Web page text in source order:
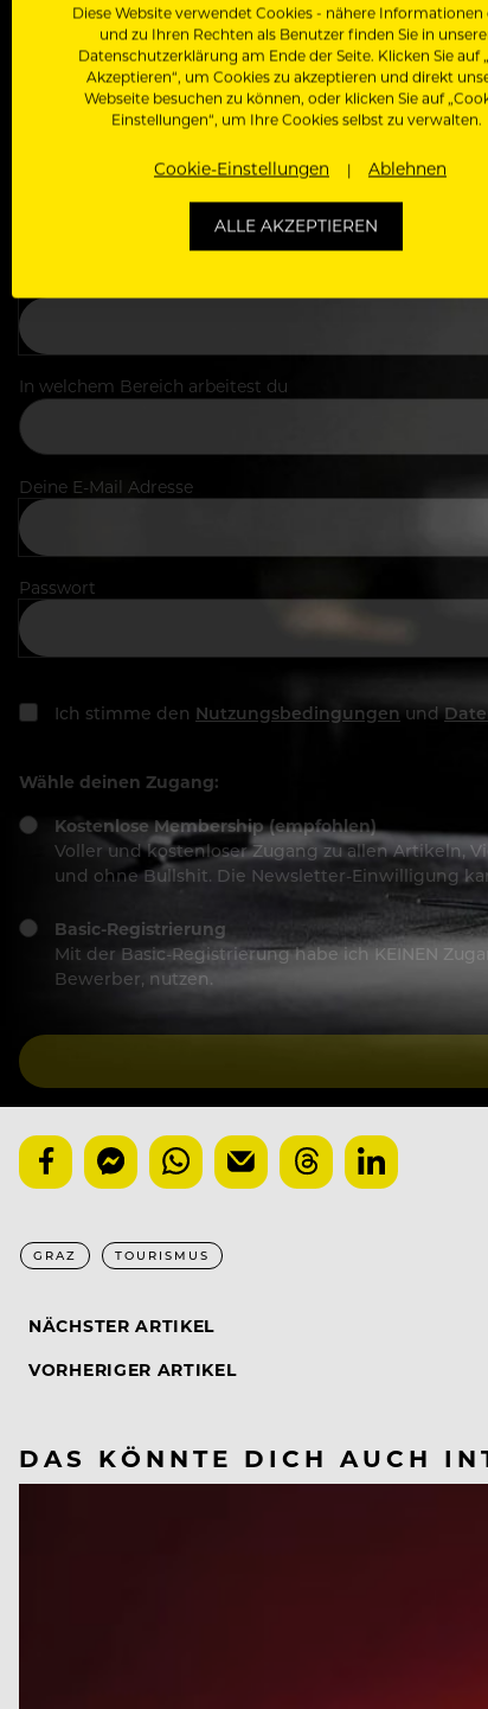
Als
Zugriff auf alle Artikel, Videos & Masterclasses
In welchem Bereich arbeitest du
Deine E-Mail Adresse
Passwort
Ich stimme den Nutzungsbedingungen und
Wähle deinen Zugang:
Kostenlose Membership (empfohlen)
Voller und kostenloser Zugang zu allen Artikeln,
und ohne Bullshit. Die Newsletter-Einwilligung
Basic-Registrierung
Mit der Basic-Registrierung habe ich KEINEN
Bewerber, nutzen.
GRAZ TOURISMUS
NÄCHSTER ARTIKEL
VORHERIGER ARTIKEL
DAS KÖNNTE DICH AUCH
Diese Website verwendet Cookies - nähere Informationen
und zu Ihren Rechten als Benutzer finden Sie in
Datenschutzerklärung am Ende der Seite. Klicken Sie auf
Akzeptieren“, um Cookies zu akzeptieren und direkt
Webseite besuchen zu können, oder klicken Sie auf
Einstellungen“, um Ihre Cookies selbst zu verwalten.
Cookie-Einstellungen Ablehnen
ALLE AKZEPTIEREN